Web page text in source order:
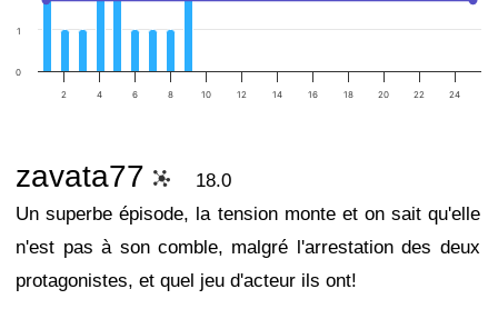
2 4 6 8 10 12 14 16 18 20 22 24
0
1
zavata77
18.0
Un superbe épisode, la tension monte et on sait qu'elle
n'est pas à son comble, malgré l'arrestation des deux
protagonistes, et quel jeu d'acteur ils ont!